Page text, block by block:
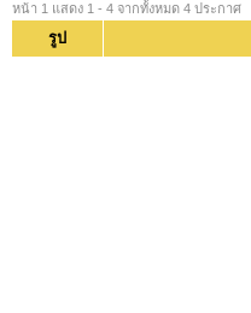
หน้า 1 แสดง 1 - 4 จากทั้งหมด 4 ประกาศ
รูป